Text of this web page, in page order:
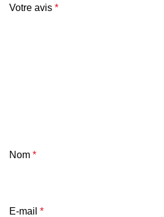
Votre avis *
Nom *
E-mail *